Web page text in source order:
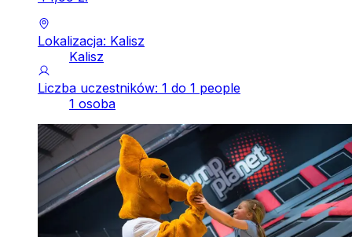
Lokalizacja: Kalisz
Kalisz
Liczba uczestników: 1 do 1 people
1 osoba